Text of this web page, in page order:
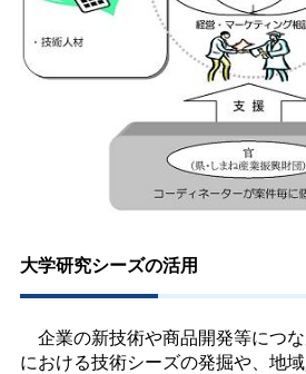
大学研究シーズの活用
企業の新技術や商品開発等につ
における技術シーズの発掘や、地